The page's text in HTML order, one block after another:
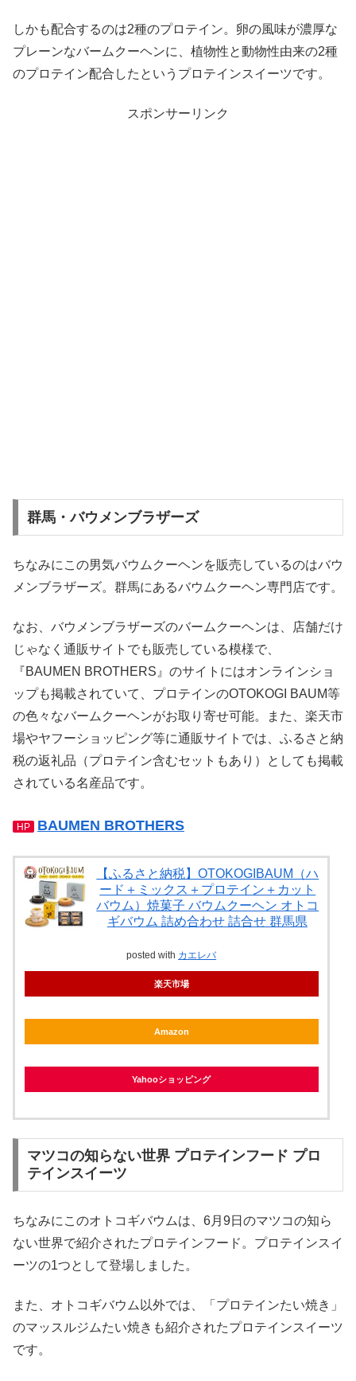
しかも配合するのは2種のプロテイン。卵の風味が濃厚な
プレーンなバームクーヘンに、植物性と動物性由来の2種
のプロテイン配合したというプロテインスイーツです。
スポンサーリンク
群馬・バウメンブラザーズ
ちなみにこの男気バウムクーヘンを販売しているのはバウ
メンブラザーズ。群馬にあるバウムクーヘン専門店です。
なお、バウメンブラザーズのバームクーヘンは、店舗だけ
じゃなく通販サイトでも販売している模様で、
『BAUMEN BROTHERS』のサイトにはオンラインショ
ップも掲載されていて、プロテインのOTOKOGI BAUM等
の色々なバームクーヘンがお取り寄せ可能。また、楽天市
場やヤフーショッピング等に通販サイトでは、ふるさと納
税の返礼品（プロテイン含むセットもあり）としても掲載
されている名産品です。
HP BAUMEN BROTHERS
【ふるさと納税】OTOKOGIBAUM（ハ
ード＋ミックス＋プロテイン＋カット
バウム）焼菓子 バウムクーヘン オトコ
ギバウム 詰め合わせ 詰合せ 群馬県
posted with カエレバ
楽天市場
Amazon
Yahooショッピング
マツコの知らない世界 プロテインフード プロ
テインスイーツ
ちなみにこのオトコギバウムは、6月9日のマツコの知ら
ない世界で紹介されたプロテインフード。プロテインスイ
ーツの1つとして登場しました。
また、オトコギバウム以外では、「プロテインたい焼き」
のマッスルジムたい焼きも紹介されたプロテインスイーツ
です。